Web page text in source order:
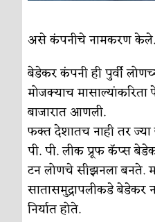
डेंग्यू:
४ जुलै –
सुवर्ण –
अष्टपैलू :
अपूर्ण
बुडीच
असे कंपनीचे नामकरण केले.
बेडेकर कंपनी ही पुर्वी
मोजक्याच
बाजारात आणली.
फक्त देशातच नाही तर ज्या
पी. पी. लीक प्रूफ कॅप्स
टन लोणचे सीझनला बनते.
सातासमुद्रापलीकडे बेडेकर
निर्यात होते.